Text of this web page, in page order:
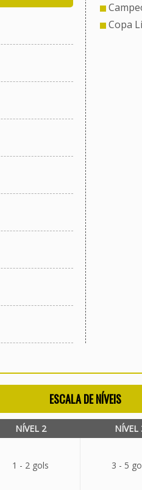
Copa
ESCALA DE NÍVEIS
NÍVEL 2 NÍVEL
1 - 2 gols 3 - 5